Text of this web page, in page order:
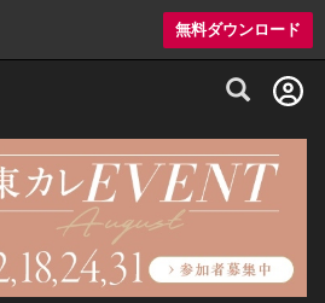
無料ダウンロード
グルメ情報・プレミアムレストラン予約